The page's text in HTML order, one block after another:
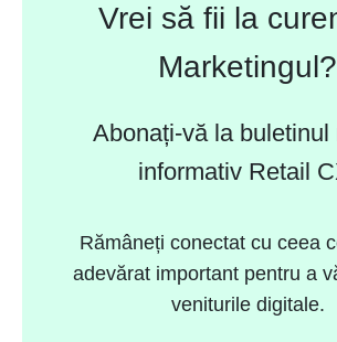
Vrei să fii la
Marketingul?
Abonați-vă la buletinul
informativ Retail
Rămâneți conectat cu ceea
adevărat important pentru a
veniturile digitale.